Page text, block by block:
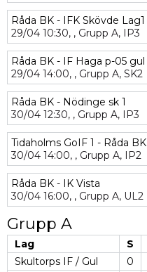
Råda BK - IFK Skövde Lag1
29/04 10:30, , Grupp A, IP3
Råda BK - IF Haga p-05 gul
29/04 14:00, , Grupp A, SK2
Råda BK - Nödinge sk 1
30/04 12:30, , Grupp A, IP3
Tidaholms GoIF 1 - Råda BK
30/04 14:00, , Grupp A, IP2
Råda BK - IK Vista
30/04 16:00, , Grupp A, UL2
Grupp A
Lag S
Skultorps IF / Gul
0